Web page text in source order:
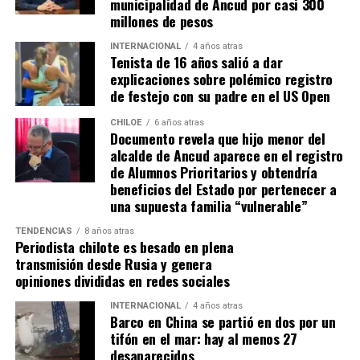
que una llegada a Santiago, un arribo a la cura de su hijo
Actualmente, Gómez se encuentra en Santiago
realizando trámites y participando como invitada en
distintos medios de comunicación. Aunque aún no tiene
una fecha exacta para su viaje a Estados Unidos, donde
se administra el medicamento, indicó que esperan
realizarlo «a mediados de junio».
Cabe destacar que, pese a que se logró reunir el dinero y,
por ende, la meta se cumplió, continúan circulando por
redes sociales, eventos a beneficios de Tomás Ross.
¿Como ayudar?
Instagram, Dante_contra_duchenne
Fernando Jara (padre)
19.968.680-1
Banco Falabella, cuenta corriente
millones de pesos
INTERNACIONAL 4 años atras
Tenista de 16 años salió a dar
explicaciones sobre polémico registro
de festejo con su padre en el US Open
CHILOE 6 años atras
Documento revela que hijo menor del
alcalde de Ancud aparece en el registro
de Alumnos Prioritarios y obtendría
beneficios del Estado por pertenecer a
una supuesta familia “vulnerable”
TENDENCIAS 8 años atras
Periodista chilote es besado en plena
transmisión desde Rusia y genera
opiniones divididas en redes sociales
INTERNACIONAL 4 años atras
Barco en China se partió en dos por un
tifón en el mar: hay al menos 27
desaparecidos